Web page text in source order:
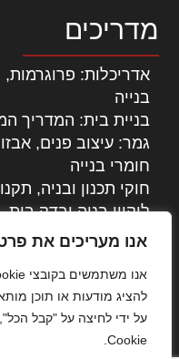
אנו מעריכים את
להציג מודעות או תוכן
על ידי לחיצה על "קבל
Cookie.
מדריכים
אדריכלות: פרוגרמות,
בנייה
בניית בית: המדריך
גמר: עיצוב פנים,
חומרי בנייה
חוקי תכנון ובניה,
ליקויי בניה ובדק בית
נדל"ן: זכויות, אגרות
עקרונות ניהול
צילום אדריכלי
שיווק נדלן
שיטות בניה: מפרטים